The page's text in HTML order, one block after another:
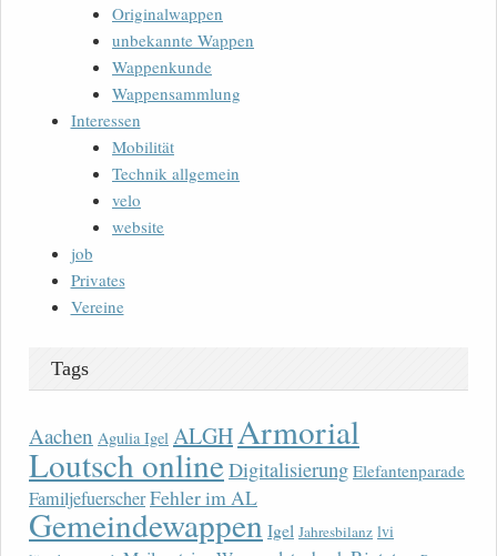
Originalwappen
unbekannte Wappen
Wappenkunde
Wappensammlung
Interessen
Mobilität
Technik allgemein
velo
website
job
Privates
Vereine
Tags
Aachen Agulia Igel ALGH Armorial
Loutsch onlineDigitalisierung Elefantenparade
FamiljefuerscherFehler im AL
Gemeindewappen Igel Jahresbilanz lvi